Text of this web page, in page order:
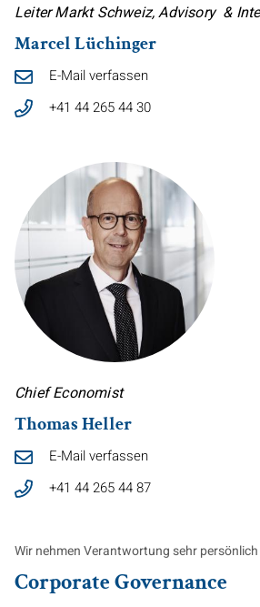
Leiter Markt Schweiz, Advisory &
Marcel Lüchinger
E-Mail verfassen
+41 44 265 44 30
Chief Economist
Thomas Heller
E-Mail verfassen
+41 44 265 44 87
Wir nehmen Verantwortung sehr persönlich
Corporate Governance